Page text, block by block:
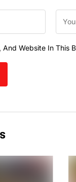
And Website In This